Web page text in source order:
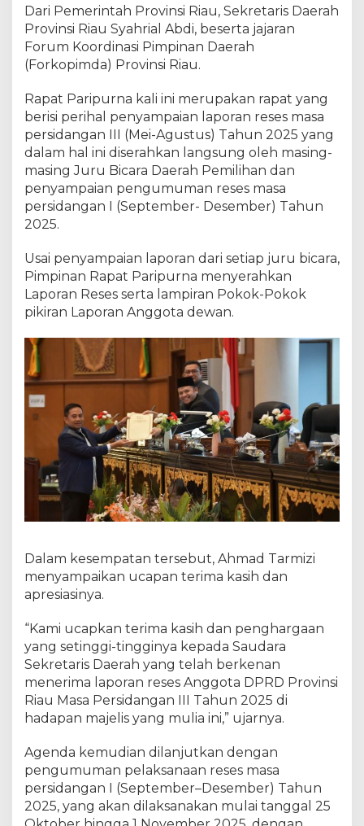
2
5
Dari Pemerintah Provinsi Riau, Sekretaris Daerah
Provinsi Riau Syahrial Abdi, beserta jajaran
Forum Koordinasi Pimpinan Daerah
(Forkopimda) Provinsi Riau.
Rapat Paripurna kali ini merupakan rapat yang
berisi perihal penyampaian laporan reses masa
persidangan III (Mei-Agustus) Tahun 2025 yang
dalam hal ini diserahkan langsung oleh masing-
masing Juru Bicara Daerah Pemilihan dan
penyampaian pengumuman reses masa
persidangan I (September- Desember) Tahun
2025.
Usai penyampaian laporan dari setiap juru bicara,
Pimpinan Rapat Paripurna menyerahkan
Laporan Reses serta lampiran Pokok-Pokok
pikiran Laporan Anggota dewan.
Dalam kesempatan tersebut, Ahmad Tarmizi
menyampaikan ucapan terima kasih dan
apresiasinya.
“Kami ucapkan terima kasih dan penghargaan
yang setinggi-tingginya kepada Saudara
Sekretaris Daerah yang telah berkenan
menerima laporan reses Anggota DPRD Provinsi
Riau Masa Persidangan III Tahun 2025 di
hadapan majelis yang mulia ini,” ujarnya.
Agenda kemudian dilanjutkan dengan
pengumuman pelaksanaan reses masa
persidangan I (September–Desember) Tahun
2025, yang akan dilaksanakan mulai tanggal 25